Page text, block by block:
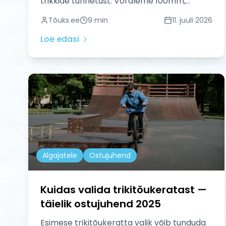
metall- vs plastsüdamiku ja kõvaduse
erinevusi, et leiaksid enda sõidule
Tõuks.ee 9 min 11. juuli 2026
Loe edasi
Algajatele Ostujuhend
Kuidas valida trikitõukeratast —
täielik ostujuhend 2025
Esimese trikitõukeratta valik võib tunduda